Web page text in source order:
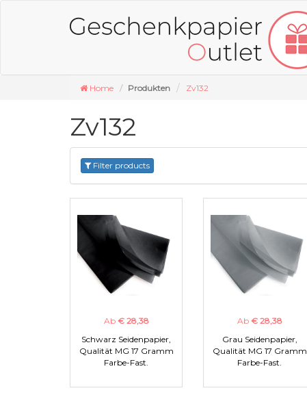
Home Produkten Zv132
Zv132
Filter products
Ab € 28,38
Schwarz Seidenpapier,
Qualität MG 17 Gramm
Farbe-Fast.
Ab € 28,38
Grau Seidenpapier,
Qualität MG 17 Gramm
Farbe-Fast.